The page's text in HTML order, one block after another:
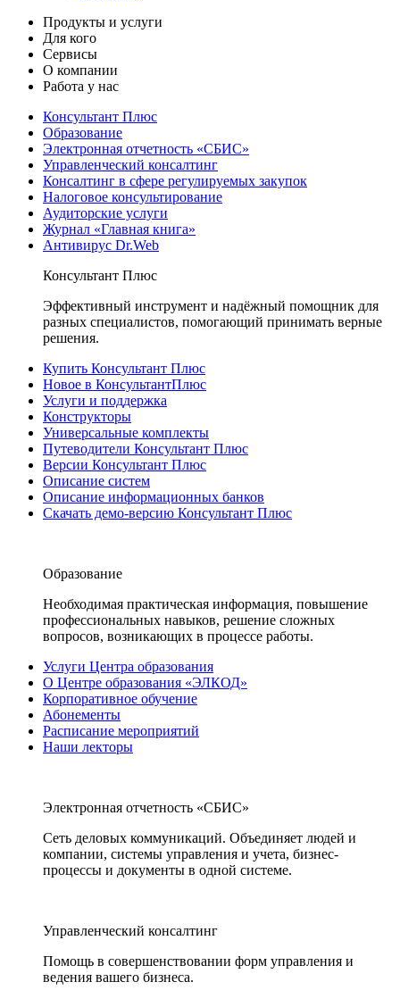
Продукты и услуги
Для кого
Сервисы
О компании
Работа у нас
Консультант Плюс
Образование
Электронная отчетность «СБИС»
Управленческий консалтинг
Консалтинг в сфере регулируемых закупок
Налоговое консультирование
Аудиторские услуги
Журнал «Главная книга»
Антивирус Dr.Web
Консультант Плюс
Эффективный инструмент и надёжный помощник для
разных специалистов, помогающий принимать верные
решения.
Купить Консультант Плюс
Новое в КонсультантПлюс
Услуги и поддержка
Конструкторы
Универсальные комплекты
Путеводители Консультант Плюс
Версии Консультант Плюс
Описание систем
Описание информационных банков
Скачать демо-версию Консультант Плюс
Образование
Необходимая практическая информация, повышение
профессиональных навыков, решение сложных
вопросов, возникающих в процессе работы.
Услуги Центра образования
О Центре образования «ЭЛКОД»
Корпоративное обучение
Абонементы
Расписание мероприятий
Наши лекторы
Электронная отчетность «СБИС»
Сеть деловых коммуникаций. Объединяет людей и
компании, системы управления и учета, бизнес-
процессы и документы в одной системе.
Управленческий консалтинг
Помощь в совершенствовании форм управления и
ведения вашего бизнеса.